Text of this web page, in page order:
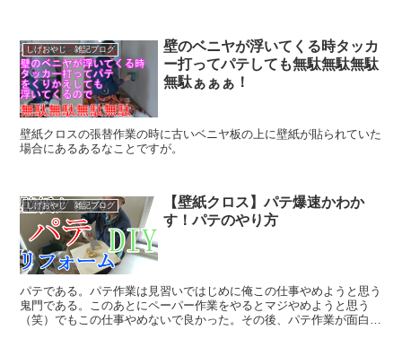
しげおやじ 雑記ブログ
壁のベニヤが浮いてくる時タッカ
ー打ってパテしても無駄無駄無駄
無駄ぁぁぁ！
壁紙クロスの張替作業の時に古いベニヤ板の上に壁紙が貼られていた
場合にあるあるなことですが。
しげおやじ 雑記ブログ
【壁紙クロス】パテ爆速かわか
す！パテのやり方
パテである。パテ作業は見習いではじめに俺この仕事やめようと思う
鬼門である。このあとにペーパー作業をやるとマジやめようと思う
（笑）でもこの仕事やめないで良かった。その後、パテ作業が面白く